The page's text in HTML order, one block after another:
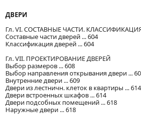
ДВЕРИ
Гл. VI. СОСТАВНЫЕ ЧАСТИ.
Составные части дверей ... 604
Классификация дверей ... 604
Гл. VII. ПРОЕКТИРОВАНИЕ ДВЕРЕЙ
Выбор размеров ... 608
Выбор направления открывания двери ...
Внутренние двери ... 609
Двери из лестничн. клеток в квартиры ... 614
Двери встроенных шкафов ... 614
Двери подсобных помещений ... 618
Наружные двери ... 618